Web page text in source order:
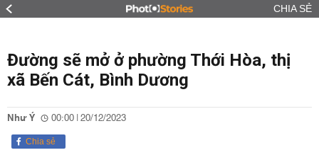
CHIA SẺ
Đường sẽ mở ở phường Thới Hòa, thị
xã Bến Cát, Bình Dương
Như Ý 00:00 | 20/12/2023
Chia sẻ